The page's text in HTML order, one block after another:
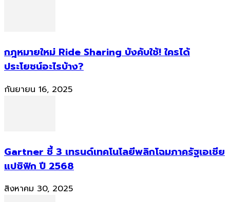
กฎหมายใหม่ Ride Sharing บังคับใช้! ใครได้
ประโยชน์อะไรบ้าง?
กันยายน 16, 2025
Gartner ชี้ 3 เทรนด์เทคโนโลยีพลิกโฉมภาครัฐเอเชีย
แปซิฟิก ปี 2568
สิงหาคม 30, 2025